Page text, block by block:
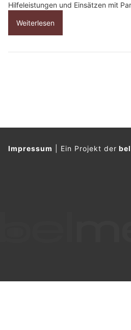
Hilfeleistungen und Einsätzen mit
Weiterlesen
Impressum Ein Projekt der